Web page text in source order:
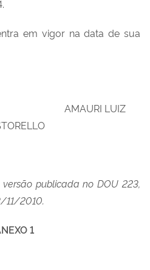
em vigor na data de sua
AMAURI LUIZ
publicada no DOU 223,
11/2010.
1